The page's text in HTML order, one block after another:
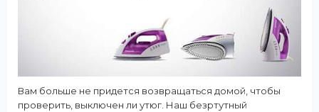
Вам больше не придется возвращаться домой, чтобы
проверить, выключен ли утюг. Наш безртутный